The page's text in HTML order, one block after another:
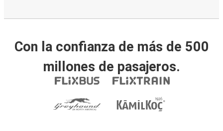
Con la confianza de más de 500
millones de pasajeros.